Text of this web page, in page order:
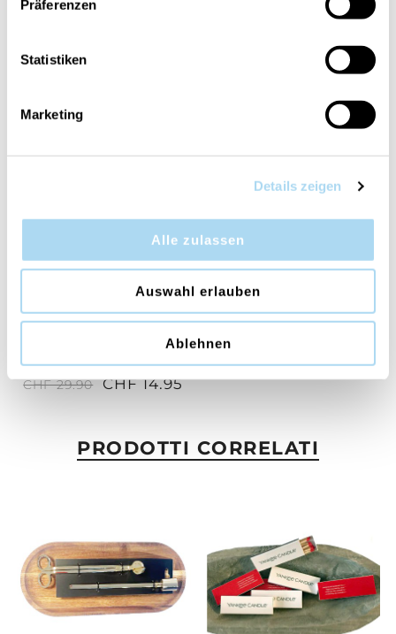
Präferenzen
Statistiken
Marketing
Details zeigen
Alle zulassen
Auswahl erlauben
Ablehnen
North Pole Hideaway
CHF 29.90
Aloe & Agave Signature
CHF 14.95
CHF 29.90
CHF 14.95
PRODOTTI CORRELATI